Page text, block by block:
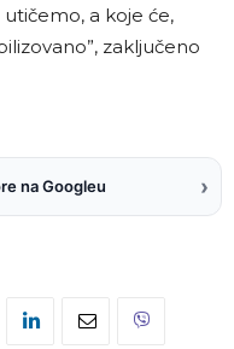
a koje će,
zaključeno
na Googleu ›